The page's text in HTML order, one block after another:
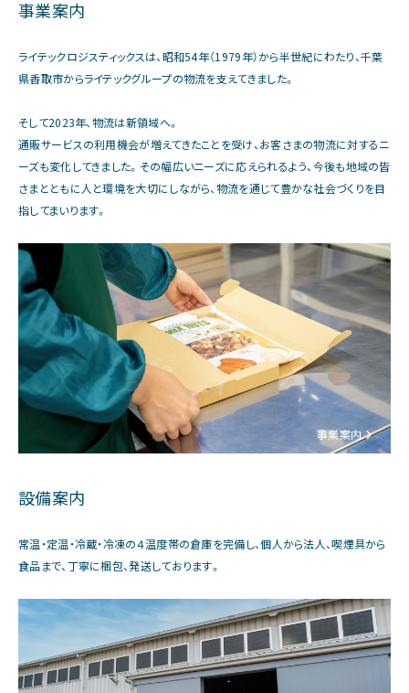
事業案内
ライテックロジスティックスは、昭和54年（1979年）から半世紀にわたり、千葉
県香取市からライテックグループの物流を支えてきました。
そして2023年、物流は新領域へ。
通販サービスの利用機会が増えてきたことを受け、お客さまの物流に対するニ
ーズも変化してきました。その幅広いニーズに応えられるよう、今後も地域の皆
さまとともに人と環境を大切にしながら、物流を通じて豊かな社会づくりを目
指してまいります。
事業案内
設備案内
常温・定温・冷蔵・冷凍の４温度帯の倉庫を完備し、個人から法人、喫煙具から
食品まで、丁寧に梱包、発送しております。